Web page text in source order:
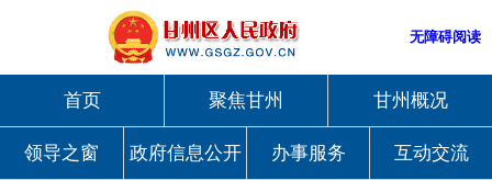
无障碍阅读
首页 聚焦甘州 甘州概况
领导之窗 政府信息公开 办事服务 互动交流